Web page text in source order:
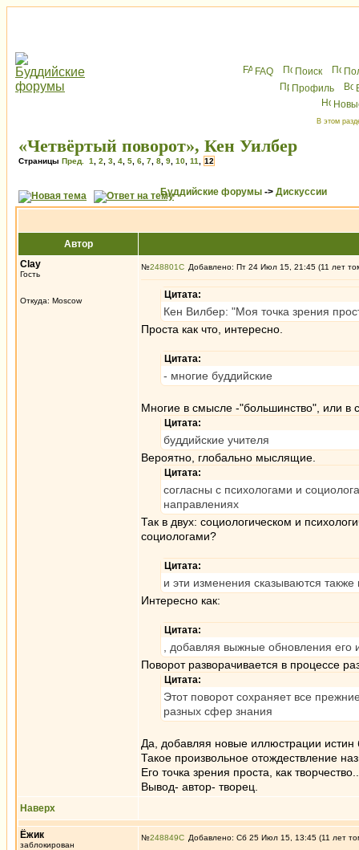
FAQ Поиск
Профиль
В этом
«Четвёртый поворот», Кен Уилбер
Страницы Пред. 1 2 3 4 5 6 7 8 9 10 11 12
Буддийские форумы -> Дискуссии
Автор
Clay
Гость
Откуда: Moscow
№248801 Добавлено: Пт 24 Июл 15, 21:45 (11 лет
Цитата:
Кен Вилбер: "Моя точка зрения
Проста как что, интересно.
Цитата:
- многие буддийские
Многие в смысле -"большинство", или в
Цитата:
буддийские учителя
Вероятно, глобально мыслящие.
Цитата:
согласны с психологами и
направлениях
Так в двух: социологическом и
социологами?
Цитата:
и эти изменения сказываются
Интересно как:
Цитата:
, добавляя выжные обновления его
Поворот разворачивается в процессе
Цитата:
Этот поворот сохраняет все
разных сфер знания
Да, добавляя новые иллюстрации
Такое произвольное отождествление
Его точка зрения проста, как
Вывод- автор- творец.
Наверх
Ёжик
заблокирован
№248849 Добавлено: Сб 25 Июл 15, 13:45 (11 лет